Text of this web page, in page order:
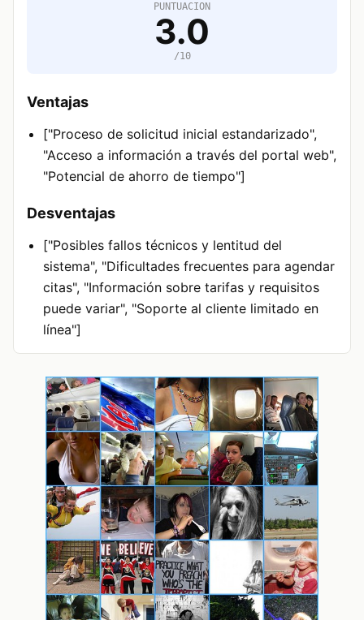
PUNTUACION
3.0
/10
Ventajas
["Proceso de solicitud inicial estandarizado",
"Acceso a información a través del portal web",
"Potencial de ahorro de tiempo"]
Desventajas
["Posibles fallos técnicos y lentitud del
sistema", "Dificultades frecuentes para agendar
citas", "Información sobre tarifas y requisitos
puede variar", "Soporte al cliente limitado en
línea"]